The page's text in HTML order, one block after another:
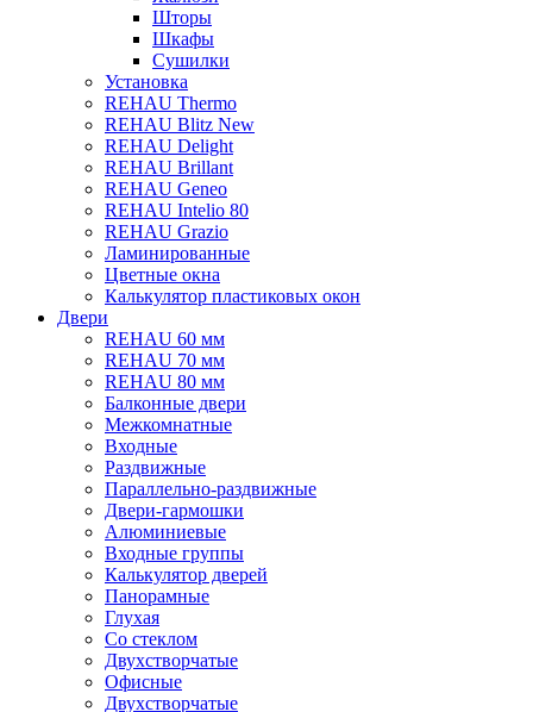
Шторы
Шкафы
Сушилки
Установка
REHAU Thermo
REHAU Blitz New
REHAU Delight
REHAU Brillant
REHAU Geneo
REHAU Intelio 80
REHAU Grazio
Ламинированные
Цветные окна
Калькулятор пластиковых окон
Двери
REHAU 60 мм
REHAU 70 мм
REHAU 80 мм
Балконные двери
Межкомнатные
Входные
Раздвижные
Параллельно-раздвижные
Двери-гармошки
Алюминиевые
Входные группы
Калькулятор дверей
Панорамные
Глухая
Со стеклом
Двухстворчатые
Офисные
Двухстворчатые